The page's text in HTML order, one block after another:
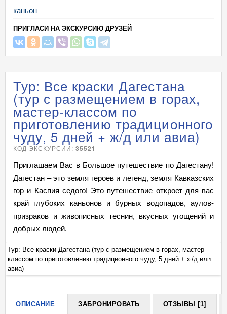
16.11.26 Пн - 20.11 Пт
каньон
ПРИГЛАСИ НА ЭКСКУРСИЮ ДРУЗЕЙ
Тур: Все краски Дагестана
(тур с размещением в горах,
мастер-классом по
приготовлению традиционного
чуду, 5 дней + ж/д или авиа)
КОД ЭКСКУРСИИ:35521
Приглашаем Вас в Большое путешествие по Дагестану!
Дагестан – это земля героев и легенд, земля Кавказских
гор и Каспия седого! Это путешествие откроет для вас
край глубоких каньонов и бурных водопадов, аулов-
призраков и живописных теснин, вкусных угощений и
добрых людей.
+
Тур: Все краски Дагестана (тур с размещением в горах, мастер-
классом по приготовлению традиционного чуду, 5 дней + ж/д или
авиа)
ОПИСАНИЕ ЗАБРОНИРОВАТЬ ОТЗЫВЫ [1]